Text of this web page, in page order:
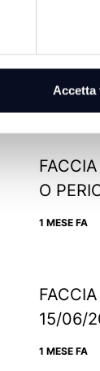
Accetta
31 GIORNI FA
O
1 MESE FA
15/06/
1 MESE FA